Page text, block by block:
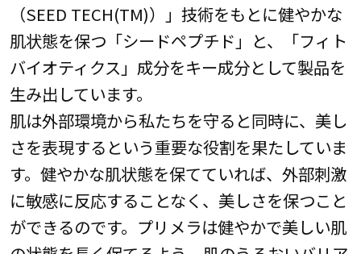
（SEED TECH(TM)）」技術をもとに健やかな
肌状態を保つ「シードペプチド」と、「フィト
バイオティクス」成分をキー成分として製品を
生み出しています。
肌は外部環境から私たちを守ると同時に、美し
さを表現するという重要な役割を果たしていま
す。健やかな肌状態を保てていれば、外部刺激
に敏感に反応することなく、美しさを保つこと
ができるのです。プリメラは健やかで美しい肌